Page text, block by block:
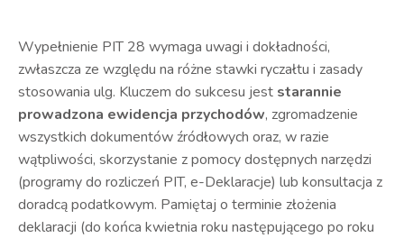
Wypełnienie PIT 28 wymaga uwagi i dokładności,
zwłaszcza ze względu na różne stawki ryczałtu i zasady
stosowania ulg. Kluczem do sukcesu jest starannie
prowadzona ewidencja przychodów, zgromadzenie
wszystkich dokumentów źródłowych oraz, w razie
wątpliwości, skorzystanie z pomocy dostępnych narzędzi
(programy do rozliczeń PIT, e-Deklaracje) lub konsultacja z
doradcą podatkowym. Pamiętaj o terminie złożenia
deklaracji (do końca kwietnia roku następującego po roku